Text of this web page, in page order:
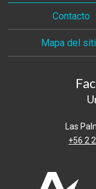
Contacto
Mapa del
Las
+56 2